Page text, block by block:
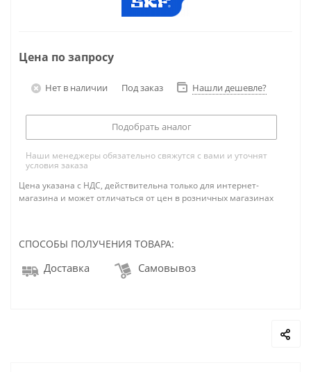
Цена по запросу
Нет в наличии Под заказ Нашли дешевле?
Подобрать аналог
Наши менеджеры обязательно свяжутся с вами и уточнят
условия заказа
Цена указана с НДС, действительна только для интернет-
магазина и может отличаться от цен в розничных магазинах
СПОСОБЫ ПОЛУЧЕНИЯ ТОВАРА:
Доставка Самовывоз